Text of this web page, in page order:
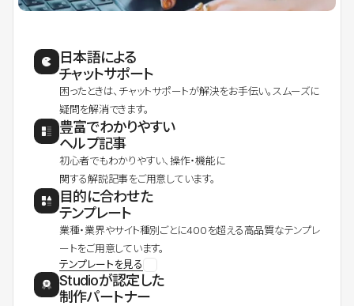
日本語による
チャットサポート
困ったときは、チャットサポートが解決をお手伝い。スムーズに
疑問を解消できます。
豊富でわかりやすい
ヘルプ記事
初心者でもわかりやすい、操作・機能に
関する解説記事をご用意しています。
目的に合わせた
テンプレート
業種・業界やサイト種別ごとに400を超える高品質なテンプレ
ートをご用意しています。
テンプレートを見る
Studioが認定した
制作パートナー